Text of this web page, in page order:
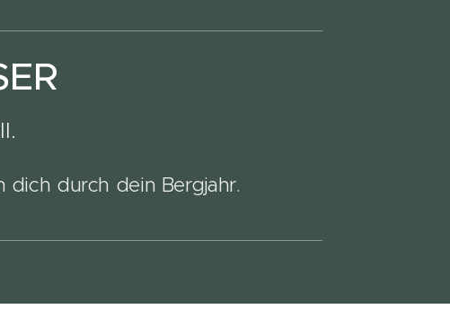
durch dein Bergjahr.